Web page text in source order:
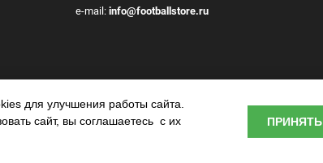
e-mail: info@footballstore.ru
для улучшения работы сайта.
сайт, вы соглашаетесь с их
ПРИНЯТЬ